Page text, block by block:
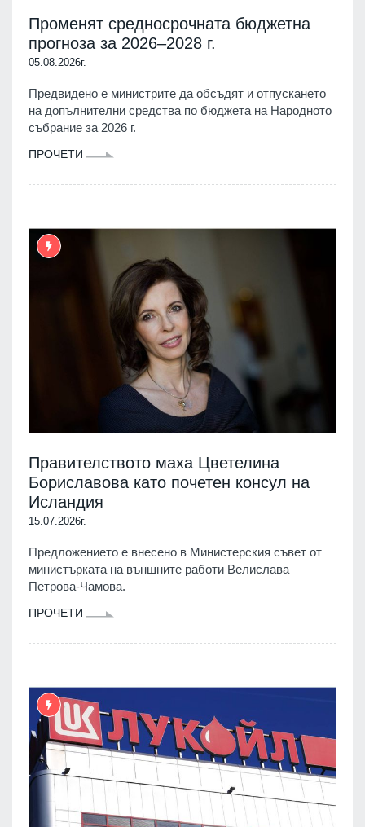
Променят средносрочната бюджетна
прогноза за 2026–2028 г.
05.08.2026г.
Предвидено е министрите да обсъдят и отпускането
на допълнителни средства по бюджета на Народното
събрание за 2026 г.
ПРОЧЕТИ
Правителството маха Цветелина
Бориславова като почетен консул на
Исландия
15.07.2026г.
Предложението е внесено в Министерския съвет от
министърката на външните работи Велислава
Петрова-Чамова.
ПРОЧЕТИ